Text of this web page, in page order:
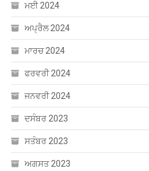
ਮਈ 2024
ਅਪ੍ਰੈਲ 2024
ਮਾਰਚ 2024
ਫਰਵਰੀ 2024
ਜਨਵਰੀ 2024
ਦਸੰਬਰ 2023
ਸਤੰਬਰ 2023
ਅਗਸਤ 2023